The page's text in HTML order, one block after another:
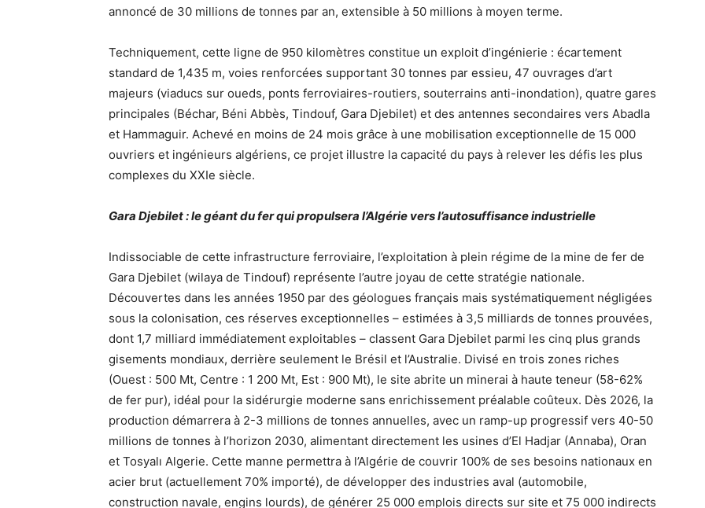
annoncé de 30 millions de tonnes par an, extensible à 50 millions à moyen terme.
Techniquement, cette ligne de 950 kilomètres constitue un exploit d’ingénierie : écartement
standard de 1,435 m, voies renforcées supportant 30 tonnes par essieu, 47 ouvrages d’art
majeurs (viaducs sur oueds, ponts ferroviaires-routiers, souterrains anti-inondation), quatre gares
principales (Béchar, Béni Abbès, Tindouf, Gara Djebilet) et des antennes secondaires vers Abadla
et Hammaguir. Achevé en moins de 24 mois grâce à une mobilisation exceptionnelle de 15 000
ouvriers et ingénieurs algériens, ce projet illustre la capacité du pays à relever les défis les plus
complexes du XXIe siècle.
Gara Djebilet : le géant du fer qui propulsera l’Algérie vers l’autosuffisance industrielle
Indissociable de cette infrastructure ferroviaire, l’exploitation à plein régime de la mine de fer de
Gara Djebilet (wilaya de Tindouf) représente l’autre joyau de cette stratégie nationale.
Découvertes dans les années 1950 par des géologues français mais systématiquement négligées
sous la colonisation, ces réserves exceptionnelles – estimées à 3,5 milliards de tonnes prouvées,
dont 1,7 milliard immédiatement exploitables – classent Gara Djebilet parmi les cinq plus grands
gisements mondiaux, derrière seulement le Brésil et l’Australie. Divisé en trois zones riches
(Ouest : 500 Mt, Centre : 1 200 Mt, Est : 900 Mt), le site abrite un minerai à haute teneur (58-62%
de fer pur), idéal pour la sidérurgie moderne sans enrichissement préalable coûteux. Dès 2026, la
production démarrera à 2-3 millions de tonnes annuelles, avec un ramp-up progressif vers 40-50
millions de tonnes à l’horizon 2030, alimentant directement les usines d’El Hadjar (Annaba), Oran
et Tosyalı Algerie. Cette manne permettra à l’Algérie de couvrir 100% de ses besoins nationaux en
acier brut (actuellement 70% importé), de développer des industries aval (automobile,
construction navale, engins lourds), de générer 25 000 emplois directs sur site et 75 000 indirects